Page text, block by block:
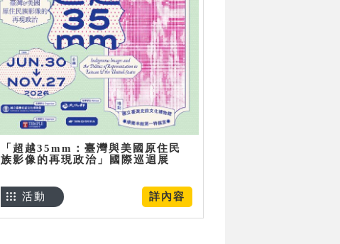
「超越35mm：臺灣與美國原住民
族影像的再現政治」國際巡迴展
詳內容
活動